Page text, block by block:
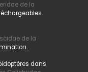
de la
de la
dans